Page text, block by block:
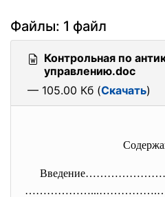
Файлы: 1 файл
Контрольная по
управлению.doc
— 105.00 Кб (Скачать)
…